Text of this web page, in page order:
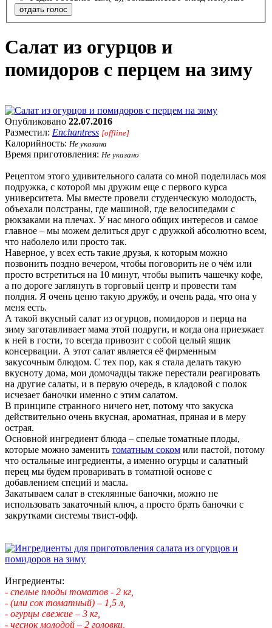
отдать голос
Салат из огурцов и
помидоров с перцем на зиму
Опубликовано 22.07.2016
Разместил: Enchantress [offline]
Калорийность: Не указана
Время приготовления: Не указано
Рецептом этого удивительного салата со мной поделилась моя
подружка, с которой мы дружим еще с первого курса
университета. Мы вместе провели студенческую молодость,
объехали полстраны, где машиной, где велосипедами с
рюкзаками на плечах. У нас много общих интересов и самое
главное – мы можем делиться друг с дружкой абсолютно всем,
что наболело или просто так.
Наверное, у всех есть такие друзья, к которым можно
позвонить поздно вечером, чтобы поговорить не о чём или
просто встретиться на 10 минут, чтобы выпить чашечку кофе,
а по дороге заглянуть в торговый центр и провести там
полдня. Я очень ценю такую дружбу, и очень рада, что она у
меня есть.
А такой вкусный салат из огурцов, помидоров и перца на
зиму заготавливает мама этой подруги, и когда она приезжает
к ней в гости, то всегда привозит с собой целый ящик
консервации. А этот салат является её фирменным
закусочным блюдом. С тех пор, как я стала делать такую
вкусноту дома, мои домочадцы также перестали реагировать
на другие салаты, и в первую очередь, в кладовой с полок
исчезает баночки именно с этим салатом.
В принципе странного ничего нет, потому что закуска
действительно очень вкусная, ароматная, пряная и в меру
острая.
Основной ингредиент блюда – спелые томатные плоды,
которые можно заменить томатным соком или пастой, потому
что остальные ингредиенты, а именно огурцы и салатный
перец мы будем проваривать в томатной основе с
добавлением специй и масла.
Закатываем салат в стеклянные баночки, можно не
использовать закаточный ключ, а просто брать баночки с
закрутками системы твист-офф.
Ингредиенты:
- спелые плоды томатов - 2 кг,
- (или сок томатный) – 1,5 л,
- огурцы свежие – 3 кг,
- чеснок молодой – 2 головки,